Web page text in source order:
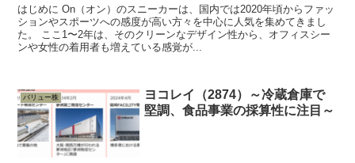
はじめに On（オン）のスニーカーは、国内では2020年頃からファッ
ションやスポーツへの感度が高い方々を中心に人気を集めてきまし
た。 ここ1〜2年は、そのクリーンなデザイン性から、オフィスシー
ンや女性の着用者も増えている感覚が...
バリュー株
ヨコレイ（2874）～冷蔵倉庫で
堅調、食品事業の採算性に注目～